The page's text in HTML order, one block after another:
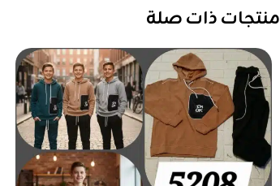
منتجات ذات صلة